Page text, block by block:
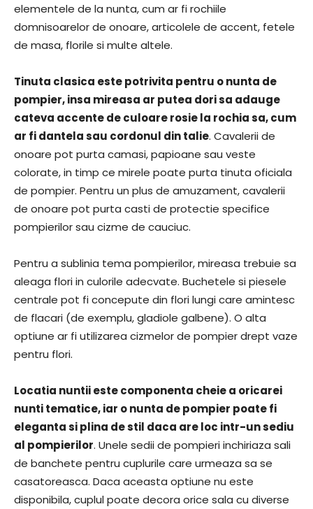
elementele de la nunta, cum ar fi rochiile
domnisoarelor de onoare, articolele de accent, fetele
de masa, florile si multe altele.
Tinuta clasica este potrivita pentru o nunta de
pompier, insa mireasa ar putea dori sa adauge
cateva accente de culoare rosie la rochia sa, cum
ar fi dantela sau cordonul din talie. Cavalerii de
onoare pot purta camasi, papioane sau veste
colorate, in timp ce mirele poate purta tinuta oficiala
de pompier. Pentru un plus de amuzament, cavalerii
de onoare pot purta casti de protectie specifice
pompierilor sau cizme de cauciuc.
Pentru a sublinia tema pompierilor, mireasa trebuie sa
aleaga flori in culorile adecvate. Buchetele si piesele
centrale pot fi concepute din flori lungi care amintesc
de flacari (de exemplu, gladiole galbene). O alta
optiune ar fi utilizarea cizmelor de pompier drept vaze
pentru flori.
Locatia nuntii este componenta cheie a oricarei
nunti tematice, iar o nunta de pompier poate fi
eleganta si plina de stil daca are loc intr-un sediu
al pompierilor. Unele sedii de pompieri inchiriaza sali
de banchete pentru cuplurile care urmeaza sa se
casatoreasca. Daca aceasta optiune nu este
disponibila, cuplul poate decora orice sala cu diverse